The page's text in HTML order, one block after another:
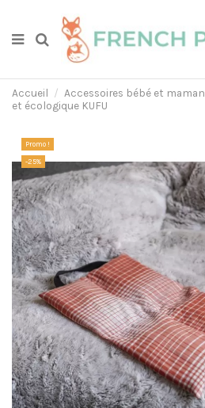
Accueil Accessoires bébé et maman
et écologique KUFU
Promo !
-25%